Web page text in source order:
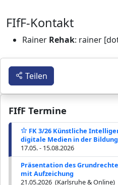
FIfF-Kontakt
Rainer Rehak: rainer
FIfF Termine
FK 3/26 Künstliche
digitale Medien in der Bildung
17.05. - 15.08.2026
Präsentation des
mit Aufzeichung
21.05.2026 (Karlsruhe & Online)
Teilen